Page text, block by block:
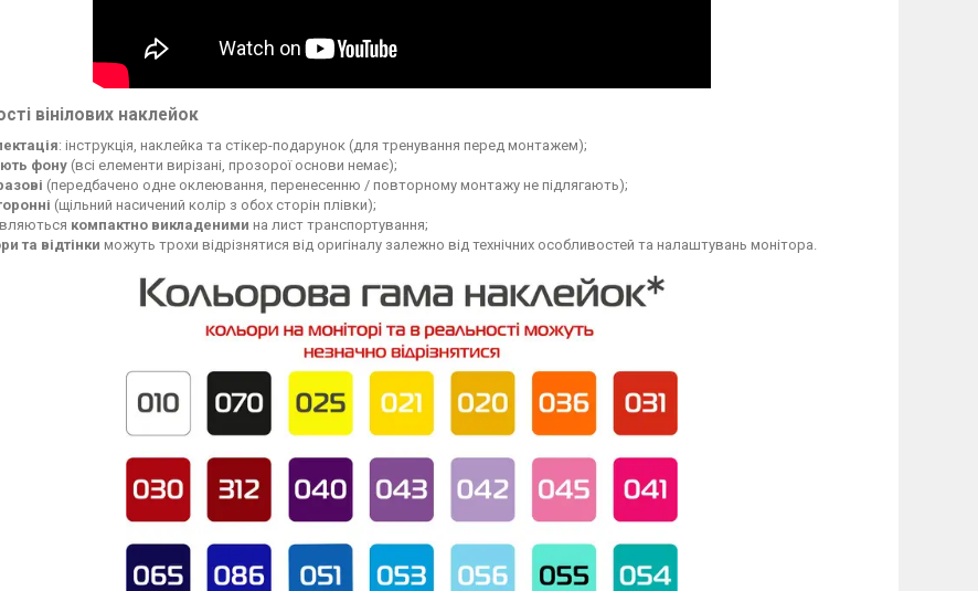
вінілових наклейок
: інструкція, наклейка та стікер-подарунок (для тренування перед монтажем);
фону (всі елементи вирізані, прозорої основи немає);
(передбачено одне оклеювання, перенесенню / повторному монтажу не підлягають);
(щільний насичений колір з обох сторін плівки);
компактно викладеними на лист транспортування;
та відтінки можуть трохи відрізнятися від оригіналу залежно від технічних особливостей та налаштувань монітора.